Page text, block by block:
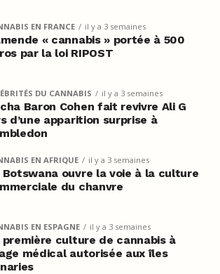
EN FRANCE il y a 3 semaines
« cannabis » portée à 500
par la loi RIPOST
DU CANNABIS il y a 3 semaines
Baron Cohen fait revivre Ali G
d’une apparition surprise à
EN AFRIQUE il y a 3 semaines
Botswana ouvre la voie à la culture
du chanvre
EN ESPAGNE il y a 3 semaines
première culture de cannabis à
médical autorisée aux îles